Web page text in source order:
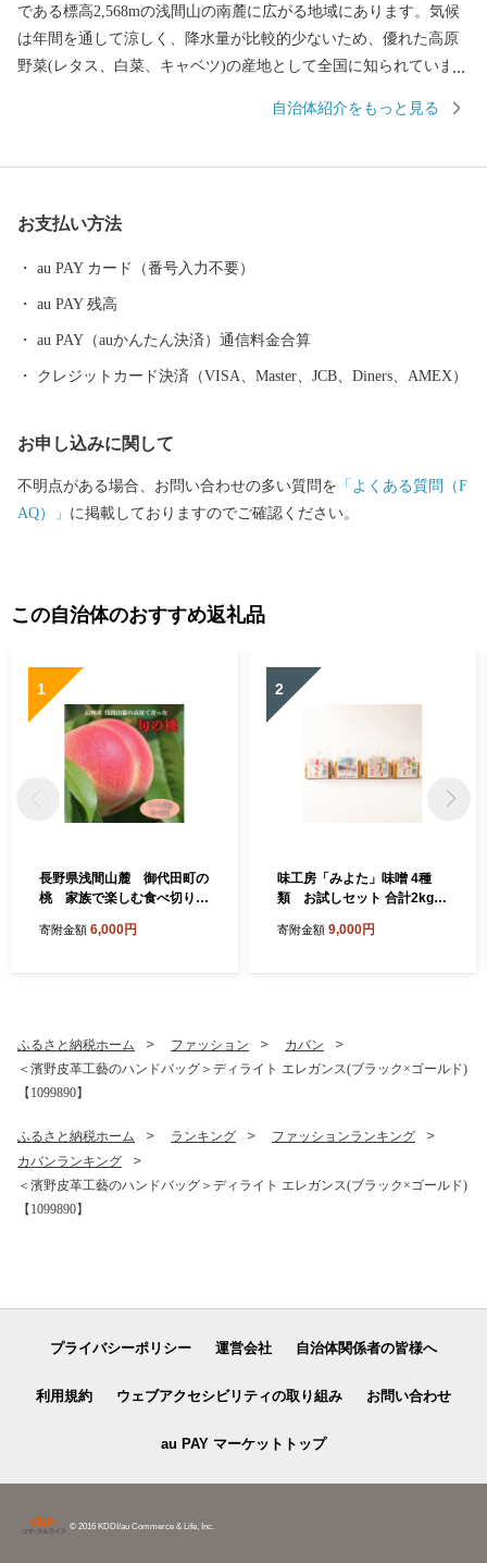
である標高2,568mの浅間山の南麓に広がる地域にあります。気候
は年間を通して涼しく、降水量が比較的少ないため、優れた高原
野菜(レタス、白菜、キャベツ)の産地として全国に知られていま
北陸新幹線や上信越道など、首都圏とのアクセス環境も整ってお
す町となっています。 また、毎年7月の最終土曜日には「信
州・御代田龍神まつり」が開催されます。御代田町の夏の一大イ
自治体紹介をもっと見る
お支払い方法
au PAY カード（番号入力不要）
au PAY 残高
au PAY（auかんたん決済）通信料金合算
クレジットカード決済（VISA、Master、JCB、Diners、AMEX）
お申し込みに関して
不明点がある場合、お問い合わせの多い質問を 「よくある質問（F
AQ）」 に掲載しておりますのでご確認ください。
この自治体のおすすめ返礼品
1
長野県浅間山麓 御代田町の
桃 家族で楽しむ食べ切りハ
1】
寄附金額 6,000円
2
味工房「みよた」味噌 4種
類 お試しセット 合計2kg
寄附金額 9,000円
ふるさと納税ホーム ファッション
カバン
＜濱野皮革工藝のハンドバッグ＞ディライト エレガンス(ブラック×ゴールド)
【1099890】
ふるさと納税ホーム ランキング
ファッションランキング
カバンランキング
＜濱野皮革工藝のハンドバッグ＞ディライト エレガンス(ブラック×ゴールド)
【1099890】
プライバシーポリシー 運営会社 自治体関係者の皆様へ
利用規約 ウェブアクセシビリティの取り組み お問い合わせ
au PAY マーケットトップ
© 2016 KDDI/au Commerce & Life, Inc.